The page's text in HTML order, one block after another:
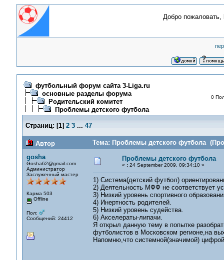
Добро пожаловать,
футбольный форум сайта 3-Liga.ru
основные разделы форума
Родительский комитет
Проблемы детского футбола
0
Страниц: [1] 2 3 ... 47
Автор
Тема: Проблемы детского футбола
gosha
Gosha62@gmail.com
Администратор
Заслуженный мастер
Карма 503
Offline
Пол:
Сообщений: 24412
Проблемы детского футбола
« :24 September 2009, 09:34:10 »
1) Система(детский футбол)
2) Деятельность МФФ не соответствует
3) Низкий уровень спортивного
4) Инертность родителей.
5) Низкий уровень судейства.
6) Акселераты-липачи.
Я открыл данную тему в попытке
футболистов в Московском регионе,на
Напомню,что системной(значимой)